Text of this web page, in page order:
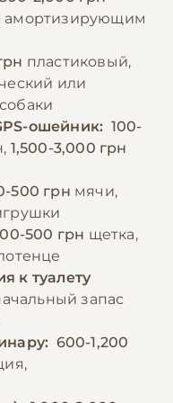
амортизирующим
пластиковый,
или
ошейник: 100-
1,500-3,000 грн
500 грн мячи,
500 грн щетка,
к туалету
запас
600-1,200